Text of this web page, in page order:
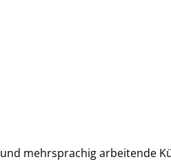
mehrsprachig arbeitende